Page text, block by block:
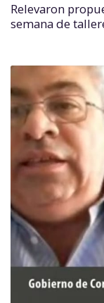
Relevaron
semana de